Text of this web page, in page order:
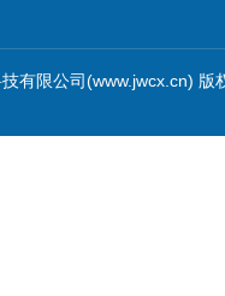
有限公司(www.jwcx.cn) 版